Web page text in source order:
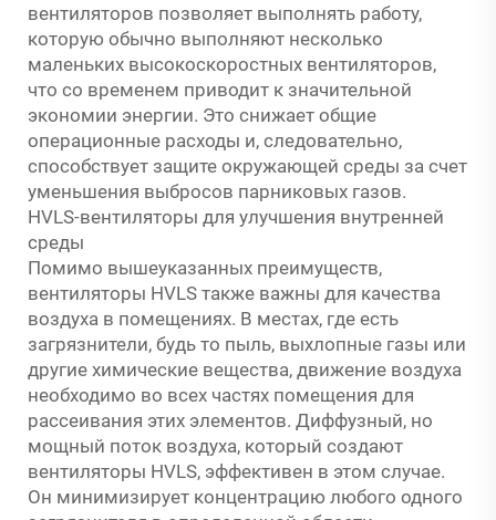
вентиляторов позволяет выполнять работу,
которую обычно выполняют несколько
маленьких высокоскоростных вентиляторов,
что со временем приводит к значительной
экономии энергии. Это снижает общие
операционные расходы и, следовательно,
способствует защите окружающей среды за счет
уменьшения выбросов парниковых газов.
HVLS-вентиляторы для улучшения внутренней
среды
Помимо вышеуказанных преимуществ,
вентиляторы HVLS также важны для качества
воздуха в помещениях. В местах, где есть
загрязнители, будь то пыль, выхлопные газы или
другие химические вещества, движение воздуха
необходимо во всех частях помещения для
рассеивания этих элементов. Диффузный, но
мощный поток воздуха, который создают
вентиляторы HVLS, эффективен в этом случае.
Он минимизирует концентрацию любого одного